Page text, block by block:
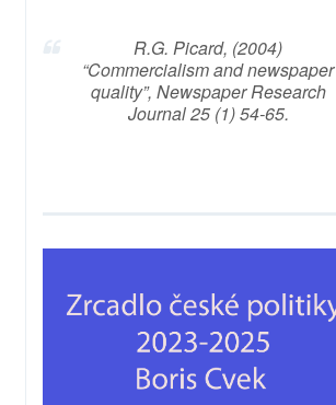
R.G. Picard, (2004)
“Commercialism and newspaper
quality”, Newspaper Research
Journal 25 (1) 54-65.